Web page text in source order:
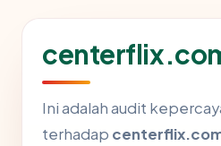
Ini adalah audit
terhadap